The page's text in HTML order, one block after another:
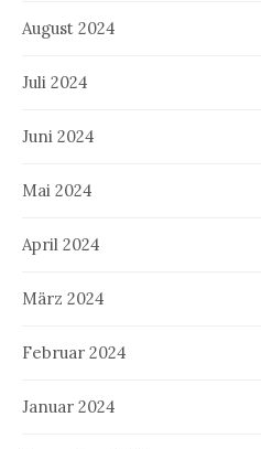
August 2024
Juli 2024
Juni 2024
Mai 2024
April 2024
März 2024
Februar 2024
Januar 2024